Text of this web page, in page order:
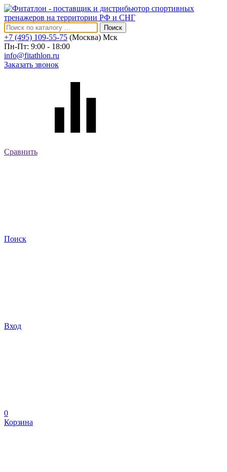
Поиск
+7 (495) 109-55-75 (Москва) Мск
Пн-Пт: 9:00 - 18:00
info@fitathlon.ru
Заказать звонок
Сравнить
Поиск
Вход
0
Корзина